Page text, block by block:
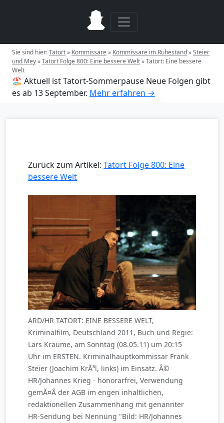
Sie sind hier:Tatort» Kommissare» Kommissare im Ruhestand»Steier
und Mey»Tatort Folge 800: Eine bessere Welt»Tatort: Eine bessere
Welt
🏖️ Aktuell ist Tatort-Sommerpause Neue Folgen gibt
es ab 13 September. Mehr erfahren →
Zurück zum Artikel: Tatort Folge 800: Eine
bessere Welt
ARD/HR TATORT: EINE BESSERE WELT,
Kriminalfilm, Deutschland 2011, Buch und Regie:
Lars Kraume, am Sonntag (08.05.11) um 20:15
Uhr im ERSTEN. Kriminalhauptkommissar Frank
Steier (Joachim KrÃ³l, links) im Einsatz. Â©
HR/Johannes Krieg - honorarfrei, Verwendung
gemÃ¤Ã der AGB im engen inhaltlichen,
redaktionellen Zusammenhang mit genannter
HR-Sendung bei Nennung "Bild: HR/Johannes